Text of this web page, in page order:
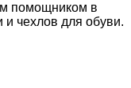
помощником в
чехлов для обуви.